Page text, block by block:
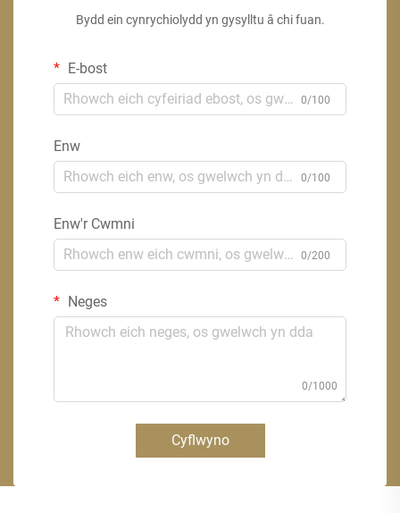
Bydd ein cynrychiolydd yn gysylltu â chi fuan.
E-bost
0/100
Enw
0/100
Enw'r Cwmni
0/200
Neges
0/1000
Cyflwyno